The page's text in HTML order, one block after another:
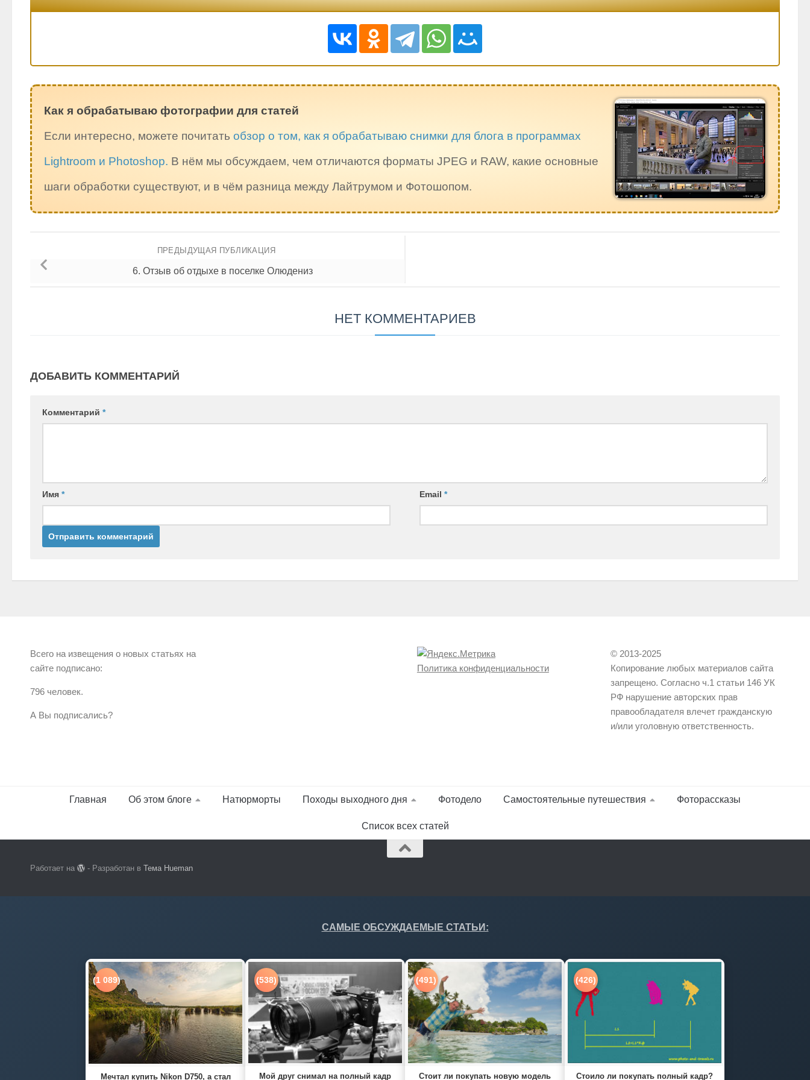
Как я обрабатываю фотографии для статей
Если интересно, можете почитать обзор о том, как я обрабатываю снимки для блога в программах
Lightroom и Photoshop. В нём мы обсуждаем, чем отличаются форматы JPEG и RAW, какие основные
шаги обработки существуют, и в чём разница между Лайтрумом и Фотошопом.
ПРЕДЫДУЩАЯ ПУБЛИКАЦИЯ
6. Отзыв об отдыхе в поселке Олюдениз
НЕТ КОММЕНТАРИЕВ
ДОБАВИТЬ КОММЕНТАРИЙ
Комментарий *
Имя * Email*
Всего на извещения о новых статьях на
сайте подписано:
796 человек.
А Вы подписались?
Политика конфиденциальности
© 2013-2025
Копирование любых материалов сайта
запрещено. Согласно ч.1 статьи 146 УК
РФ нарушение авторских прав
правообладателя влечет гражданскую
и/или уголовную ответственность.
Главная Об этом блоге Натюрморты Походы выходного дня Фотодело Самостоятельные путешествия Фоторассказы
Список всех статей
Работает на - Разработан вТема Hueman
САМЫЕ ОБСУЖДАЕМЫЕ СТАТЬИ:
(1 089)
Мечтал купить Nikon D750, а стал
(538)
Мой друг снимал на полный кадр
(491)
Стоит ли покупать новую модель
(426)
Стоило ли покупать полный кадр?